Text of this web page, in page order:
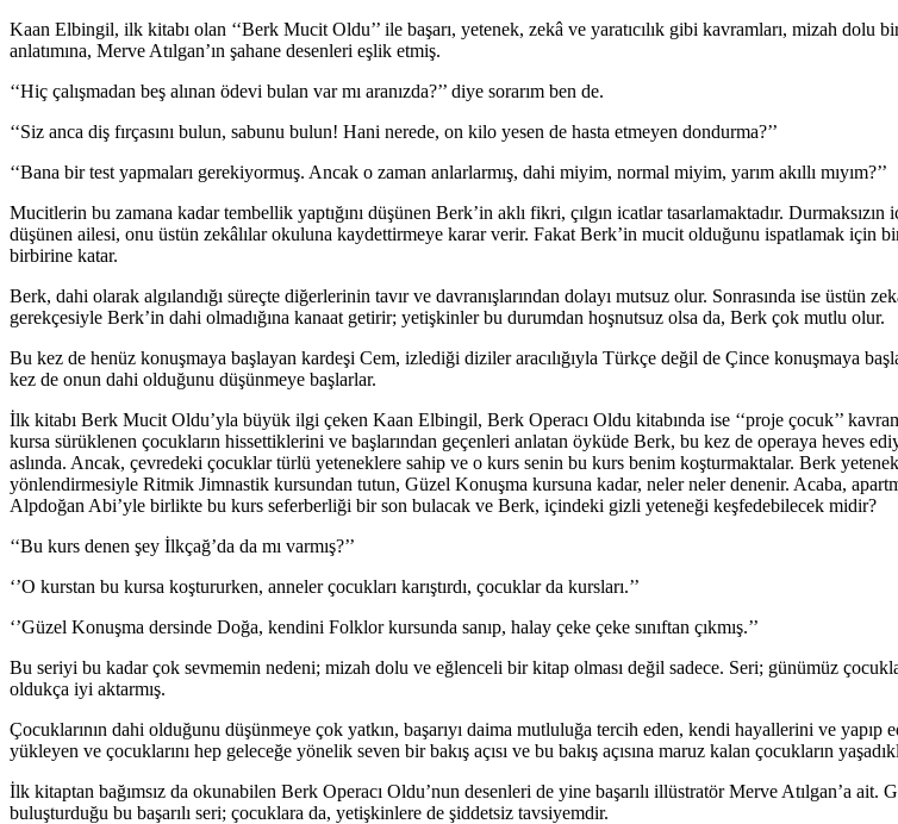
Kaan Elbingil, ilk kitabı olan ‘‘Berk Mucit Oldu’’ ile başarı, yetenek, zekâ ve yaratıcılık gibi kavramları, mizah dolu
anlatımına, Merve Atılgan’ın şahane desenleri eşlik etmiş.
‘‘Hiç çalışmadan beş alınan ödevi bulan var mı aranızda?’’ diye sorarım ben de.
‘‘Siz anca diş fırçasını bulun, sabunu bulun! Hani nerede, on kilo yesen de hasta etmeyen dondurma?’’
‘‘Bana bir test yapmaları gerekiyormuş. Ancak o zaman anlarlarmış, dahi miyim, normal miyim, yarım akıllı mıyım?’’
Mucitlerin bu zamana kadar tembellik yaptığını düşünen Berk’in aklı fikri, çılgın icatlar tasarlamaktadır. Durmaksızın
düşünen ailesi, onu üstün zekâlılar okuluna kaydettirmeye karar verir. Fakat Berk’in mucit olduğunu ispatlamak için bir
birbirine katar.
Berk, dahi olarak algılandığı süreçte diğerlerinin tavır ve davranışlarından dolayı mutsuz olur. Sonrasında ise üstün
gerekçesiyle Berk’in dahi olmadığına kanaat getirir; yetişkinler bu durumdan hoşnutsuz olsa da, Berk çok mutlu olur.
Bu kez de henüz konuşmaya başlayan kardeşi Cem, izlediği diziler aracılığıyla Türkçe değil de Çince konuşmaya
kez de onun dahi olduğunu düşünmeye başlarlar.
İlk kitabı Berk Mucit Oldu’yla büyük ilgi çeken Kaan Elbingil, Berk Operacı Oldu kitabında ise ‘‘proje çocuk’’
kursa sürüklenen çocukların hissettiklerini ve başlarından geçenleri anlatan öyküde Berk, bu kez de operaya heves
aslında. Ancak, çevredeki çocuklar türlü yeteneklere sahip ve o kurs senin bu kurs benim koşturmaktalar. Berk
yönlendirmesiyle Ritmik Jimnastik kursundan tutun, Güzel Konuşma kursuna kadar, neler neler denenir. Acaba,
Alpdoğan Abi’yle birlikte bu kurs seferberliği bir son bulacak ve Berk, içindeki gizli yeteneği keşfedebilecek midir?
‘‘Bu kurs denen şey İlkçağ’da da mı varmış?’’
‘’O kurstan bu kursa koştururken, anneler çocukları karıştırdı, çocuklar da kursları.’’
‘’Güzel Konuşma dersinde Doğa, kendini Folklor kursunda sanıp, halay çeke çeke sınıftan çıkmış.’’
Bu seriyi bu kadar çok sevmemin nedeni; mizah dolu ve eğlenceli bir kitap olması değil sadece. Seri; günümüz
oldukça iyi aktarmış.
Çocuklarının dahi olduğunu düşünmeye çok yatkın, başarıyı daima mutluluğa tercih eden, kendi hayallerini ve yapıp
yükleyen ve çocuklarını hep geleceğe yönelik seven bir bakış açısı ve bu bakış açısına maruz kalan çocukların
İlk kitaptan bağımsız da okunabilen Berk Operacı Oldu’nun desenleri de yine başarılı illüstratör Merve Atılgan’a ait.
buluşturduğu bu başarılı seri; çocuklara da, yetişkinlere de şiddetsiz tavsiyemdir.